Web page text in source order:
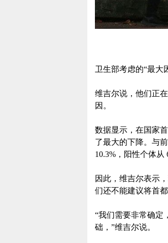
卫生部考虑的“最大
维吉尔说，他们正
因。
数据显示，在国家
了最大的下降。与
10.3%，阳性个体从
因此，维吉尔表示
们还不能建议将首
“我们需要非常确定
础，”维吉尔说。